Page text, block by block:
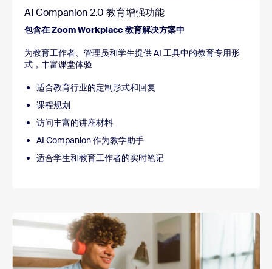
AI Companion 2.0 教育增强功能
包含在 Zoom Workplace 教育解决方案中
为教育工作者、管理员和学生提供 AI 工具中的教育专用形
式，丰富课堂体验
适合教育行业的定制形式和回复
课程规划
访问丰富的讲座材料
AI Companion 作为教学助手
适合学生和教育工作者的实时笔记